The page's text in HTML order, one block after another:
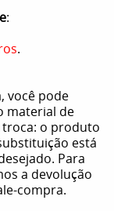
:
.
você pode
material de
troca: o produto
está
Para
a devolução
compra.